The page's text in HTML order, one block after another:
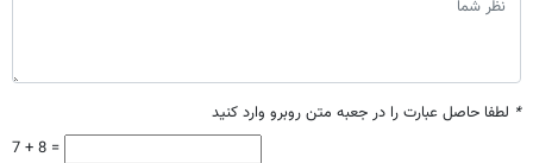
* لطفا حاصل عبارت را در جعبه متن روبرو وارد کنید
7 + 8 =